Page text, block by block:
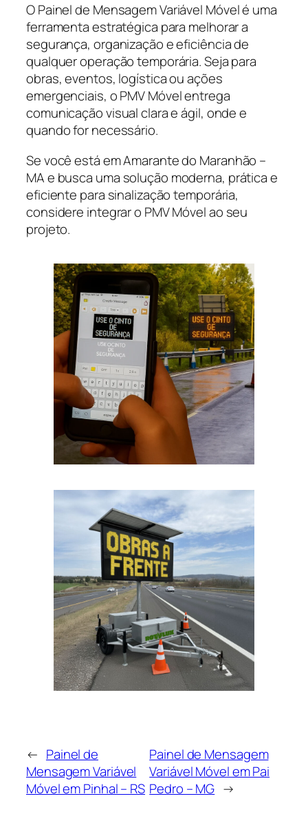
O Painel de Mensagem Variável Móvel é uma
ferramenta estratégica para melhorar a
segurança, organização e eficiência de
qualquer operação temporária. Seja para
obras, eventos, logística ou ações
emergenciais, o PMV Móvel entrega
comunicação visual clara e ágil, onde e
quando for necessário.
Se você está em Amarante do Maranhão –
MA e busca uma solução moderna, prática e
eficiente para sinalização temporária,
considere integrar o PMV Móvel ao seu
projeto.
← Painel de
Mensagem Variável
Móvel em Pinhal – RS
Painel de Mensagem
Variável Móvel em Pai
Pedro – MG →